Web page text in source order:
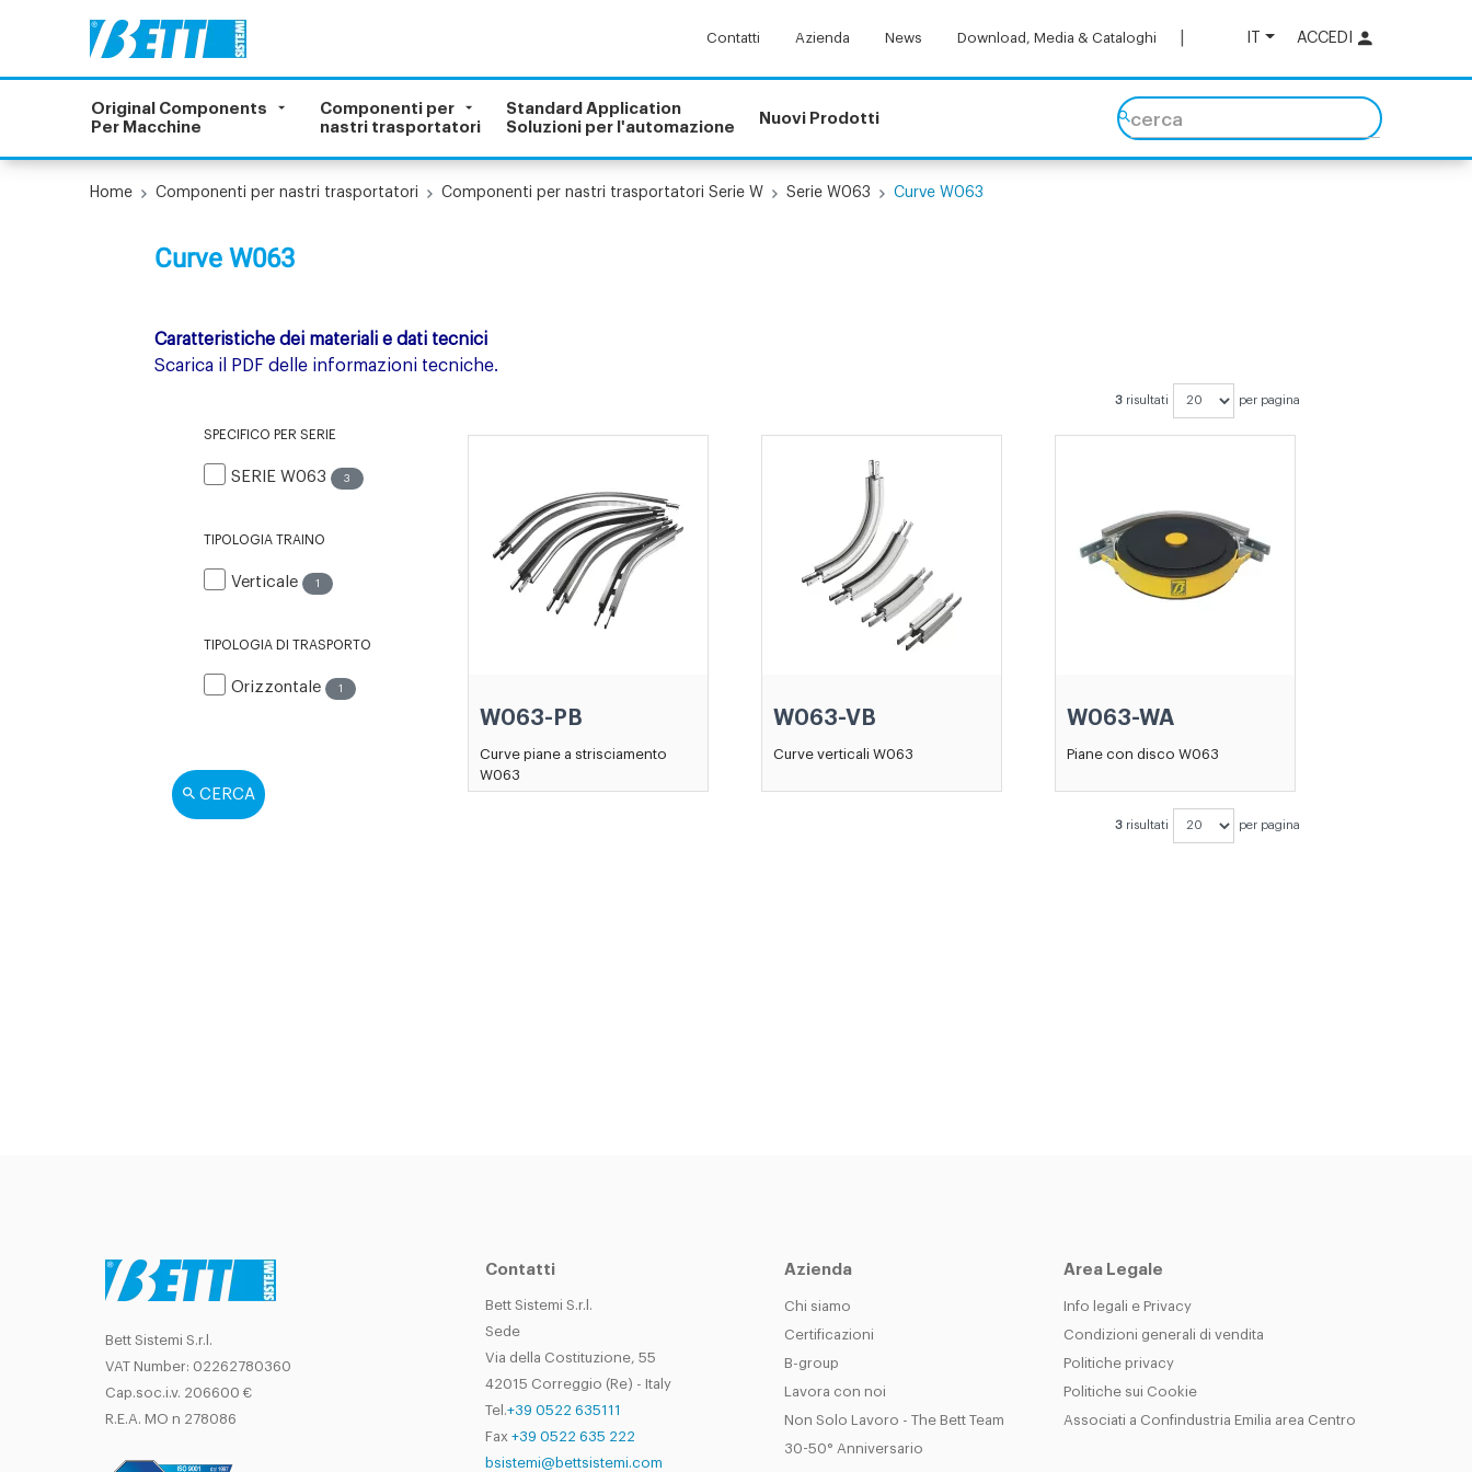
ACCEDI
Contatti Azienda News Download, Media & Cataloghi
Original Components
Per Macchine
Componenti per
nastri trasportatori
Standard Application
Soluzioni per l'automazione
Nuovi Prodotti cerca
Home Componenti per nastri trasportatori Componenti per nastri trasportatori Serie W Serie W063 Curve W063
Curve W063
Caratteristiche dei materiali e dati tecnici
Scarica il PDF delle informazioni tecniche.
SPECIFICO PER SERIE
SERIE W063 3
TIPOLOGIA TRAINO
Verticale 1
TIPOLOGIA DI TRASPORTO
Orizzontale 1
CERCA
3 risultati per pagina
W063-PB
Curve piane a strisciamento
W063
W063-VB
Curve verticali W063
W063-WA
Piane con disco W063
3 risultati per pagina
Bett Sistemi S.r.l.
VAT Number: 02262780360
Cap.soc.i.v. 206600 €
R.E.A. MO n 278086
Contatti
Bett Sistemi S.r.l.
Sede
Via della Costituzione, 55
42015 Correggio (Re) - Italy
Tel.+39 0522 635111
Fax +39 0522 635 222
bsistemi@bettsistemi.com
Azienda
Chi siamo
Certificazioni
B-group
Lavora con noi
Non Solo Lavoro - The Bett Team
30-50° Anniversario
Area Legale
Info legali e Privacy
Condizioni generali di vendita
Politiche privacy
Politiche sui Cookie
Associati a Confindustria Emilia area Centro